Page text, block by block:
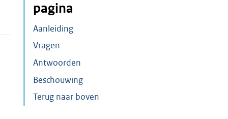
pagina
Aanleiding
Vragen
Antwoorden
Beschouwing
Terug naar boven